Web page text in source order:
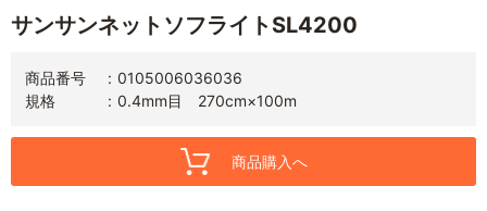
サンサンネットソフライトSL4200
商品番号
0105006036036
規格
0.4mm目 270cm×100m
商品購入へ